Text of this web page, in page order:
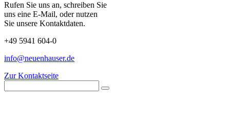
Rufen Sie uns an, schreiben Sie
uns eine E-Mail, oder nutzen
Sie unsere Kontaktdaten.
+49 5941 604-0
info@neuenhauser.de
Zur Kontaktseite